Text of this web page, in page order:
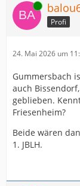
Online
Profi
24. Mai 2026 um
Gummersbach
auch
geblieben.
Friesenheim?
Beide wären
1. JBLH.